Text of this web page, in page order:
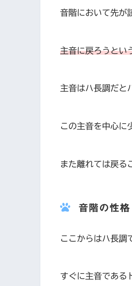
音階において先が
主音に戻ろうとい
主音はハ長調だと
この主音を中心に
また離れては戻る
音階の性格
ここからはハ長調
すぐに主音である